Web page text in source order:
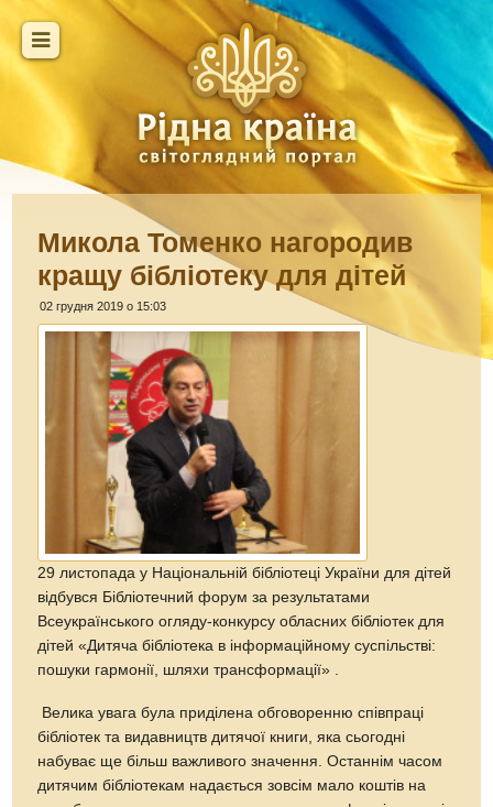
Микола Томенко нагородив
кращу бібліотеку для дітей
02 грудня 2019 о 15:03
29 листопада у Національній бібліотеці України для дітей
відбувся Бібліотечний форум за результатами
Всеукраїнського огляду-конкурсу обласних бібліотек для
дітей «Дитяча бібліотека в інформаційному суспільстві:
пошуки гармонії, шляхи трансформації» .
Велика увага була приділена обговоренню співпраці
бібліотек та видавництв дитячої книги, яка сьогодні
набуває ще більш важливого значення. Останнім часом
дитячим бібліотекам надається зовсім мало коштів на